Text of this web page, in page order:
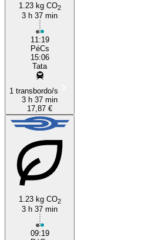
1.23 kg CO2
3 h 37 min
11:19
PéCs
15:06
Tata
1 transbordo/s
3 h 37 min
17,87 €
1.23 kg CO2
3 h 37 min
09:19